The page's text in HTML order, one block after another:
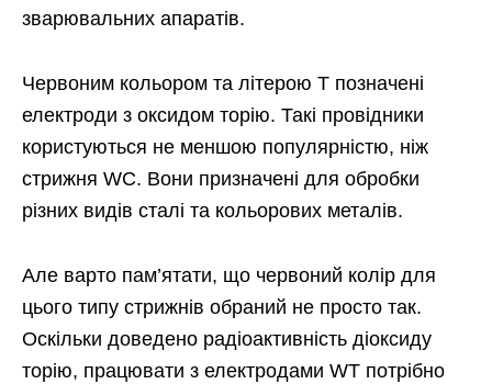
зварювальних апаратів.
Червоним кольором та літерою T позначені
електроди з оксидом торію. Такі провідники
користуються не меншою популярністю, ніж
стрижня WC. Вони призначені для обробки
різних видів сталі та кольорових металів.
Але варто пам’ятати, що червоний колір для
цього типу стрижнів обраний не просто так.
Оскільки доведено радіоактивність діоксиду
торію, працювати з електродами WT потрібно